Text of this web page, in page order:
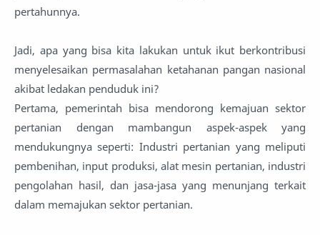
pertahunnya.
Jadi, apa yang bisa kita lakukan untuk ikut berkontribusi
menyelesaikan permasalahan ketahanan pangan nasional
akibat ledakan penduduk ini?
Pertama, pemerintah bisa mendorong kemajuan sektor
pertanian dengan mambangun aspek-aspek yang
mendukungnya seperti: Industri pertanian yang meliputi
pembenihan, input produksi, alat mesin pertanian, industri
pengolahan hasil, dan jasa-jasa yang menunjang terkait
dalam memajukan sektor pertanian.